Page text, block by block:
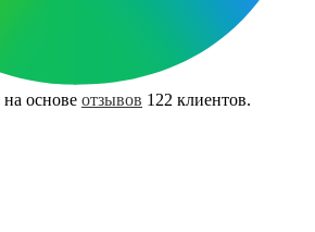
на основе отзывов 122 клиентов.